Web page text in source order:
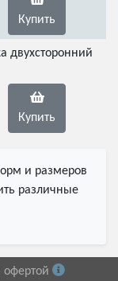
Купить
двухсторонний
Купить
и размеров
различные